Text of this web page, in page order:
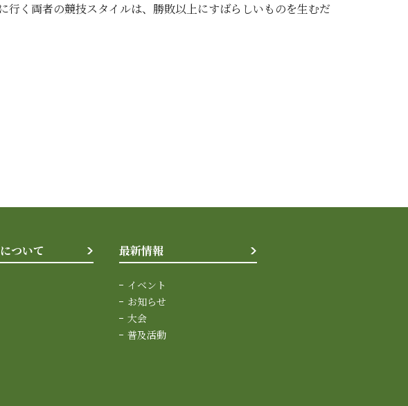
く両者の競技スタイルは、勝敗以上にすばらしいものを生むだ
ついて 最新情報
イベント
お知らせ
大会
普及活動